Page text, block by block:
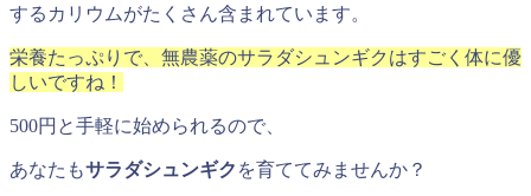
するカリウムがたくさん含まれています。
栄養たっぷりで、無農薬のサラダシュンギクはすごく体に優
しいですね！
500円と手軽に始められるので、
あなたもサラダシュンギク を育ててみませんか？